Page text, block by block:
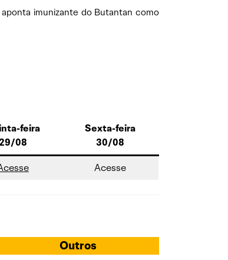
imunizante do Butantan como
feira
08
Sexta-feira
30/08
Acesse
Outros